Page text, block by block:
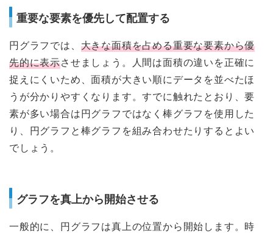
重要な要素を優先して配置する
円グラフでは、 大きな面積を占める重要な要素から優
先的に表示させましょう。人間は面積の違いを正確に
捉えにくいため、面積が大きい順にデータを並べたほ
うが分かりやすくなります。すでに触れたとおり、要
素が多い場合は円グラフではなく棒グラフを使用した
り、円グラフと棒グラフを組み合わせたりするとよい
でしょう。
グラフを真上から開始させる
一般的に、円グラフは真上の位置から開始します。時